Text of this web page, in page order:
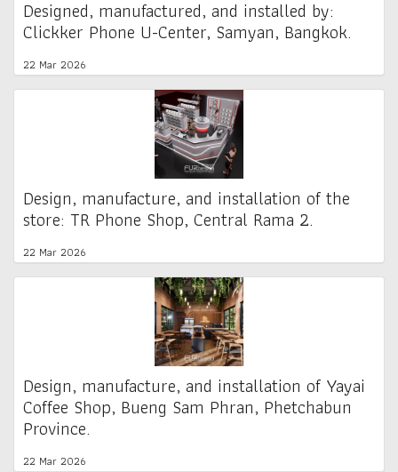
Designed, manufactured, and installed by:
Clickker Phone U-Center, Samyan, Bangkok.
22 Mar 2026
Design, manufacture, and installation of the
store: TR Phone Shop, Central Rama 2.
22 Mar 2026
Design, manufacture, and installation of Yayai
Coffee Shop, Bueng Sam Phran, Phetchabun
Province.
22 Mar 2026